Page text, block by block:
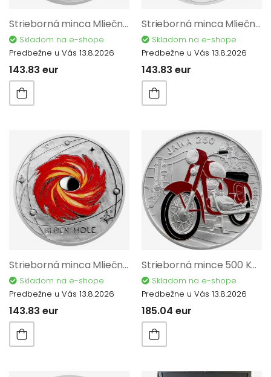
Strieborná minca Mliečna dráha - Halleyova kométa proof 12198
Skladom na e-shope
Predbežne u Vás 13.8.2026
143.83 eur
Strieborná minca Mliečna dráha - Eta Carinae proof 12236
Skladom na e-shope
Predbežne u Vás 13.8.2026
143.83 eur
Strieborná minca Mliečna dráha - Čierna diera proof 12199
Skladom na e-shope
Predbežne u Vás 13.8.2026
143.83 eur
Strieborná mince 500 Kč Motocykl Jawa 250 2022 Standard/BK 9847
Skladom na e-shope
Predbežne u Vás 13.8.2026
185.04 eur